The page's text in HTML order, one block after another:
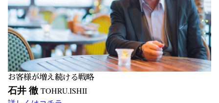
お客様が増え続ける戦略
石井 徹 TOHRU.ISHII